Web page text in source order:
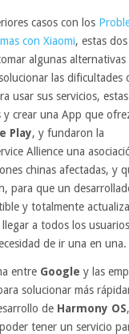
casos con los
con Xiaomi, estas
algunas
las dificultades
usar sus servicios,
crear una App que
Play, y fundaron la
Allience una
chinas afectadas, y
para que un
y totalmente
a todos los
de ir una en una.
entre Google y las
solucionar más
de Harmony OS
tener un servicio